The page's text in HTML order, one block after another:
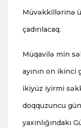
Müvəkkillərinə
çadırılacaq.
Müqavilə min
ayının on ikinci
ikiyüz iyirmi
doqquzuncu
yaxınlığındakı